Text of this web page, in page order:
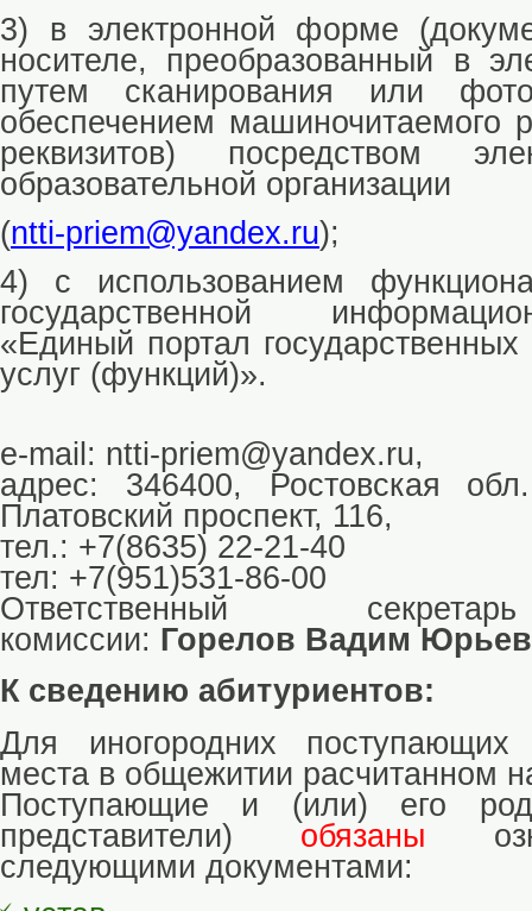
3) в электронной форме
носителе, преобразованный в
путем сканирования или
обеспечением машиночитаемого
реквизитов) посредством
образовательной организации
(ntti-priem@yandex.ru);
4) с использованием
государственной
«Единый портал
услуг (функций)».
e-mail: ntti-priem@yandex.ru,
адрес: 346400, Ростовская
Платовский проспект, 116,
тел.: +7(8635) 22-21-40
тел: +7(951)531-86-00
Ответственный
комиссии: Горелов Вадим
К сведению абитуриентов:
Для иногородних поступающих
места в общежитии расчитанном
Поступающие и (или) его
представители) обязаны
следующими документами: